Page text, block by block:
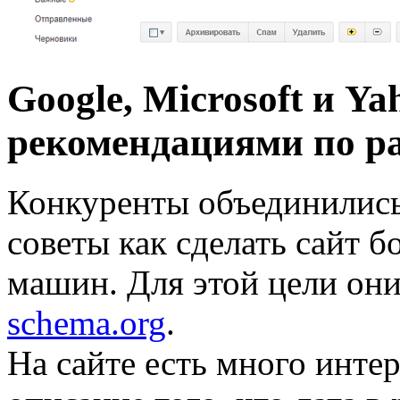
Google, Microsoft и
рекомендациями по
Конкуренты
советы как сделать сайт
машин. Для этой цели
schema.org.
На сайте есть много